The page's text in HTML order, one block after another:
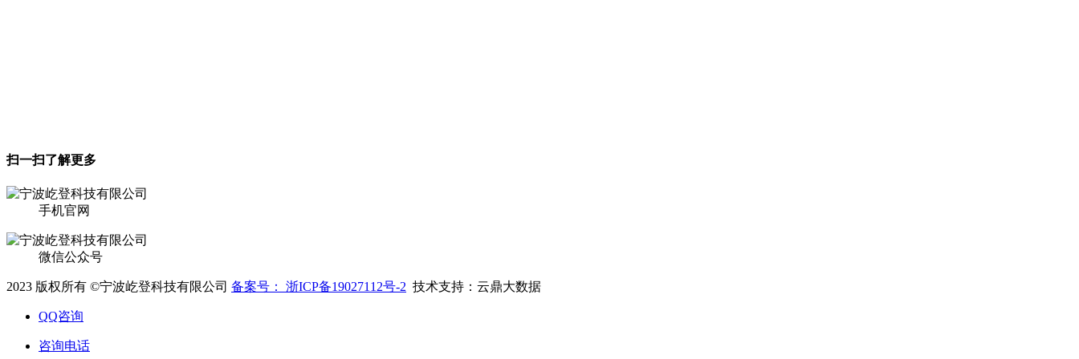
扫一扫了解更多
手机官网
微信公众号
2023 版权所有 ©宁波屹登科技有限公司 备案号： 浙ICP备19027112号-2 技术支持：云鼎大数据
QQ咨询
咨询电话